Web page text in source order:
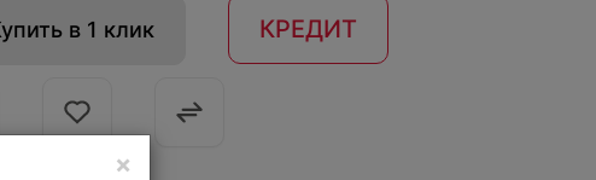
×
в 1 клик КРЕДИТ